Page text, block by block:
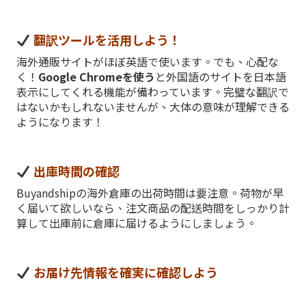
翻訳ツールを活用しよう！
海外通販サイトがほぼ英語で使います。でも、心配な
く！ Google Chromeを使う と外国語のサイトを日本語
表示にしてくれる機能が備わっています。完璧な翻訳で
はないかもしれないませんが、大体の意味が理解できる
ようになります！
出庫時間の確認
Buyandshipの海外倉庫の出荷時間は要注意。荷物が早
く届いて欲しいなら、注文商品の配送時間をしっかり計
算して出庫前に倉庫に届けるようにしましょう。
お届け先情報を確実に確認しよう